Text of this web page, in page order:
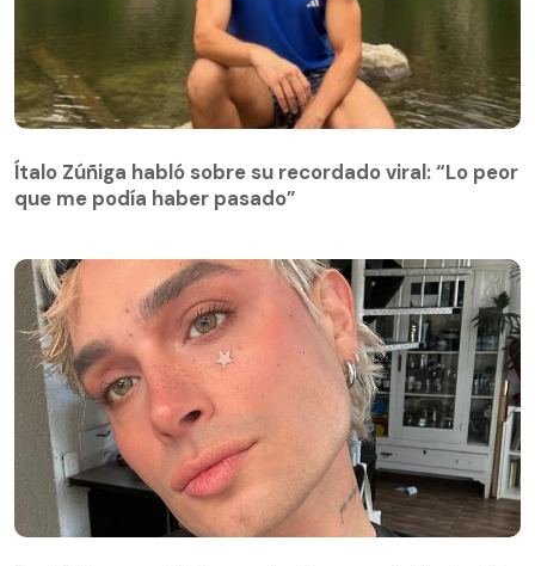
Ítalo Zúñiga habló sobre su recordado viral: “Lo peor
que me podía haber pasado”